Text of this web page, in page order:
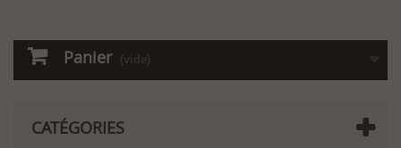
Panier (vide)
CATÉGORIES